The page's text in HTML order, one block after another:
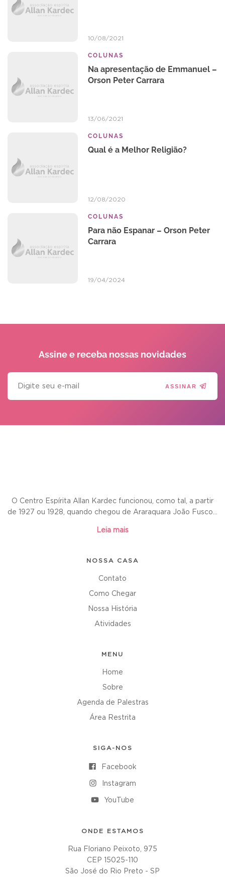
10/08/2021
COLUNAS
Na apresentação de Emmanuel –
Orson Peter Carrara
13/06/2021
COLUNAS
Qual é a Melhor Religião?
12/08/2020
COLUNAS
Para não Espanar – Orson Peter
Carrara
19/04/2024
Assine e receba nossas novidades
ASSINAR
O Centro Espírita Allan Kardec funcionou, como tal, a partir
de 1927 ou 1928, quando chegou de Araraquara João Fusco...
Leia mais
NOSSA CASA
Contato
Como Chegar
Nossa História
Atividades
MENU
Home
Sobre
Agenda de Palestras
Área Restrita
SIGA-NOS
Facebook
Instagram
YouTube
ONDE ESTAMOS
Rua Floriano Peixoto, 975
CEP 15025-110
São José do Rio Preto - SP